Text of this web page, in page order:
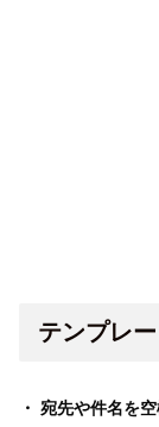
テンプレ
・ 宛先や件名を